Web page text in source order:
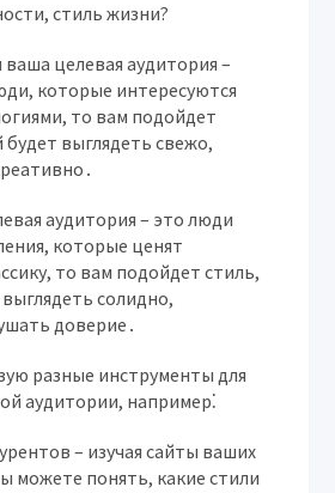
стиль жизни?
целевая аудитория –
которые интересуются
то вам подойдет
выглядеть свежо,
аудитория – это люди
которые ценят
то вам подойдет стиль,
солидно,
доверие․
разные инструменты для
аудитории, например⁚
– изучая сайты ваших
можете понять, какие стили